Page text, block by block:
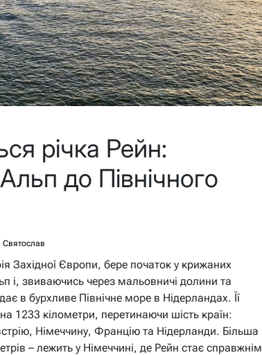
річка Рейн:
до Північного
Святослав
Західної Європи, бере початок у крижаних
і, звиваючись через мальовничі долини та
в бурхливе Північне море в Нідерландах. Її
1233 кілометри, перетинаючи шість країн:
Німеччину, Францію та Нідерланди. Більша
– лежить у Німеччині, де Рейн стає справжнім